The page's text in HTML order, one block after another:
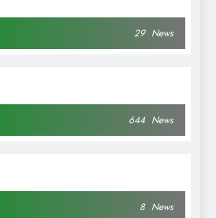
29 News
644 News
8 News